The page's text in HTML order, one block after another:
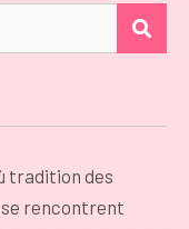
tradition des
rencontrent